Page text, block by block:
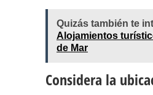
Quizás también te
Alojamientos
de Mar
Considera la